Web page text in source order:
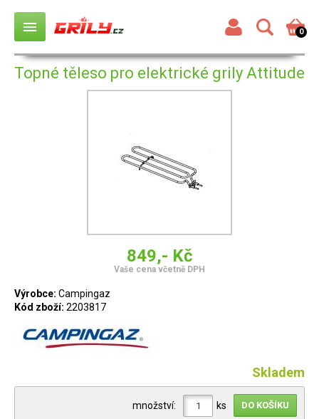
0
menu
Topné těleso pro elektrické grily Attitude
849,- Kč
Vaše cena včetně DPH
Výrobce: Campingaz
Kód zboží: 2203817
Skladem
množství: ks